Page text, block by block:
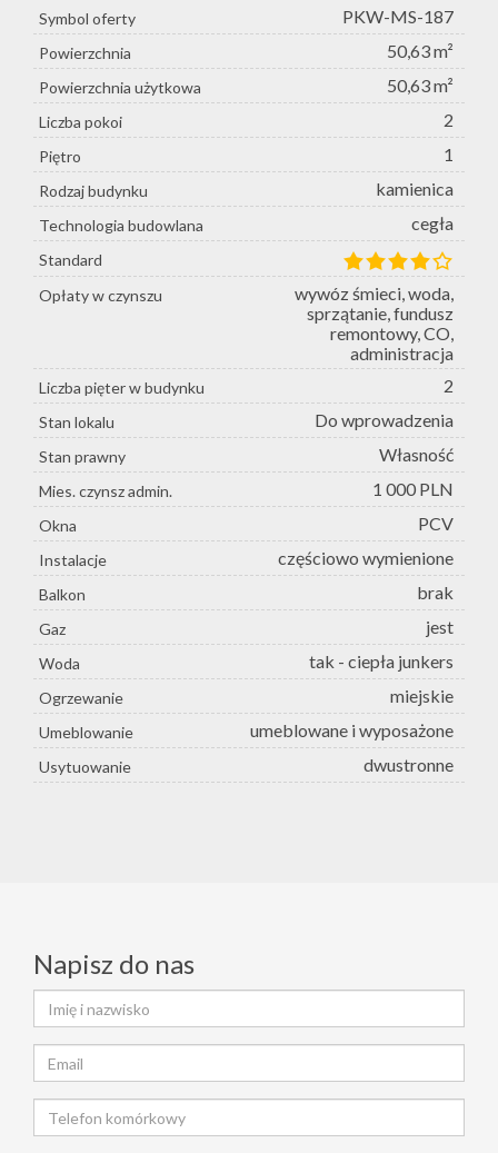
Symbol oferty PKW-MS-187
Powierzchnia 50,63 m²
Powierzchnia użytkowa 50,63 m²
Liczba pokoi 2
Piętro 1
Rodzaj budynku kamienica
Technologia budowlana cegła
Standard
Opłaty w czynszu
wywóz śmieci, woda,
sprzątanie, fundusz
remontowy, CO,
administracja
Liczba pięter w budynku 2
Stan lokalu Do wprowadzenia
Stan prawny Własność
Mies. czynsz admin. 1 000 PLN
Okna PCV
Instalacje częściowo wymienione
Balkon brak
Gaz jest
Woda tak - ciepła junkers
Ogrzewanie miejskie
Umeblowanie umeblowane i wyposażone
Usytuowanie dwustronne
Napisz do nas